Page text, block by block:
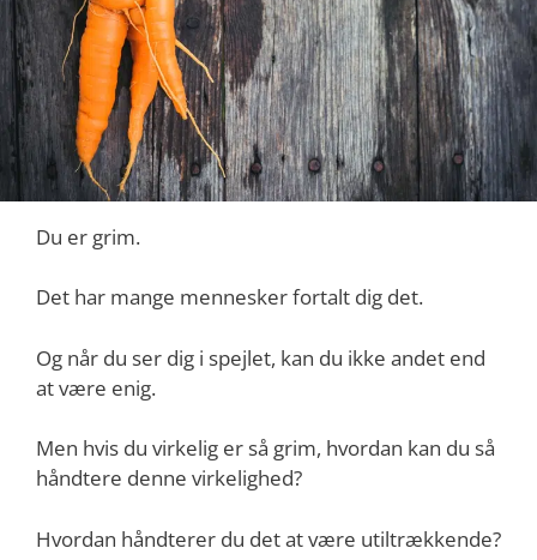
Du er grim.
Det har mange mennesker fortalt dig det.
Og når du ser dig i spejlet, kan du ikke andet end
at være enig.
Men hvis du virkelig er så grim, hvordan kan du så
håndtere denne virkelighed?
Hvordan håndterer du det at være utiltrækkende?